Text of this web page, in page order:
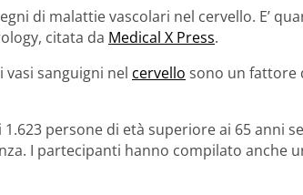
di malattie vascolari nel cervello. E’
citata da Medical X Press.
sanguigni nel cervello sono un fattore
persone di età superiore ai 65 anni
I partecipanti hanno compilato anche